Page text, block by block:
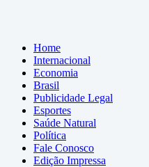
Home
Internacional
Economia
Brasil
Publicidade Legal
Esportes
Saúde Natural
Política
Fale Conosco
Edição Impressa